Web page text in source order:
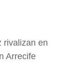
rivalizan en
Arrecife